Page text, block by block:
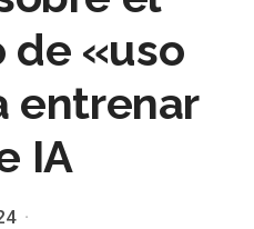
de «uso
entrenar
IA